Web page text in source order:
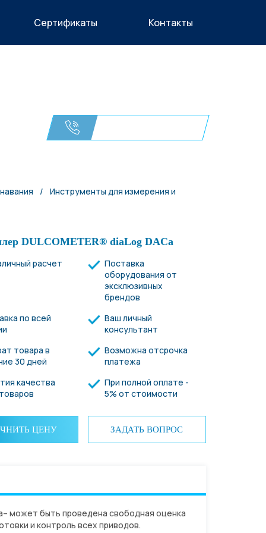
Сертификаты Контакты
/ Инструменты для измерения и
DULCOMETER® diaLog DACa
расчет
Поставка
оборудования от
эксклюзивных
брендов
по всей
Ваш личный
консультант
товара в
30 дней
Возможна отсрочка
платежа
качества
При полной оплате -
5% от стоимости
ЦЕНУ ЗАДАТЬ ВОПРОС
может быть проведена свободная оценка
и контроль всех приводов.